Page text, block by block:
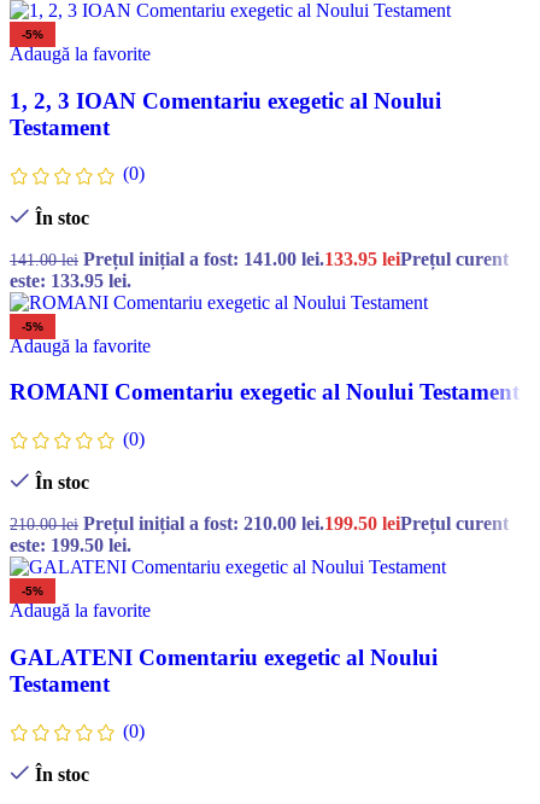
-5%
Adaugă la favorite
1, 2, 3 IOAN Comentariu exegetic al Noului
Testament
(0)
În stoc
141.00lei Prețul inițial a fost: 141.00 lei.133.95 leiPrețul curent
este: 133.95 lei.
-5%
Adaugă la favorite
ROMANI Comentariu exegetic al Noului Testament
(0)
În stoc
210.00lei Prețul inițial a fost: 210.00 lei.199.50 leiPrețul curent
este: 199.50 lei.
-5%
Adaugă la favorite
GALATENI Comentariu exegetic al Noului
Testament
(0)
În stoc